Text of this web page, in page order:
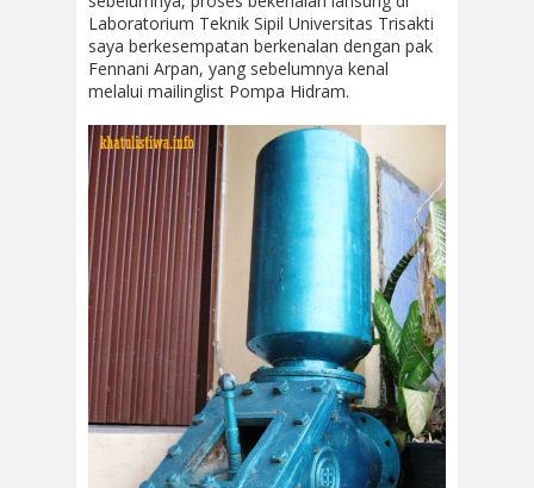
Laboratorium Teknik Sipil Universitas Trisakti
saya berkesempatan berkenalan dengan pak
Fennani Arpan, yang sebelumnya kenal
melalui mailinglist Pompa Hidram.